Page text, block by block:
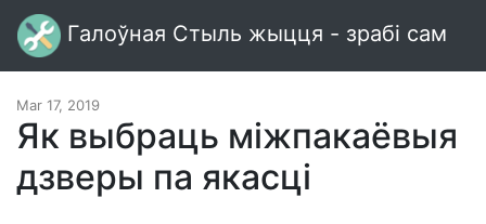
Галоўная Стыль жыцця - зрабі сам
Mar 17, 2019
Як выбраць міжпакаёвыя
дзверы па якасці